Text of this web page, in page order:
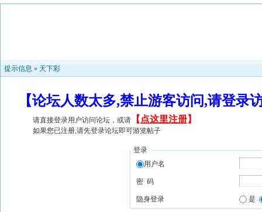
提示信息 » 天下彩
【论坛人数太多,禁止游客访问,请登
请直接登录用户访问论坛，或请 【 点这里注册】
如果您已注册,请先登录论坛即可游览帖子
登录
用户名
密 码
隐身登录 是